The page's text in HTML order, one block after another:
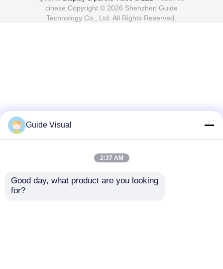
cinese.Copyright © 2026 Shenzhen Guide
Technology Co., Ltd. All Rights Reserved.
Guide Visual
2:37 AM
Good day, what product are you looking
for?